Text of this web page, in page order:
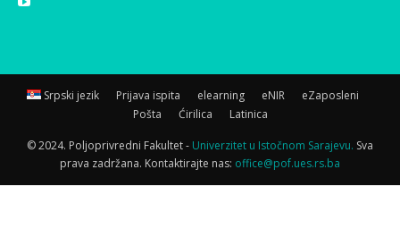
Srpski jezik Prijava ispita elearning eNIR
eZaposleni
Pošta
Ćirilica Latinica
© 2024. Poljoprivredni Fakultet - Univerzitet u Istočnom Sarajevu. Sva
prava zadržana. Kontaktirajte nas: office@pof.ues.rs.ba